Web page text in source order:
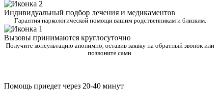
Индивидуальный подбор лечения и медикаментов
Гарантия наркологической помощи вашим родственникам и близким.
Вызовы принимаются круглосуточно
Получите консультацию анонимно, оставив заявку на обратный звонок или
позвоните сами.
Помощь приедет через 20-40 минут